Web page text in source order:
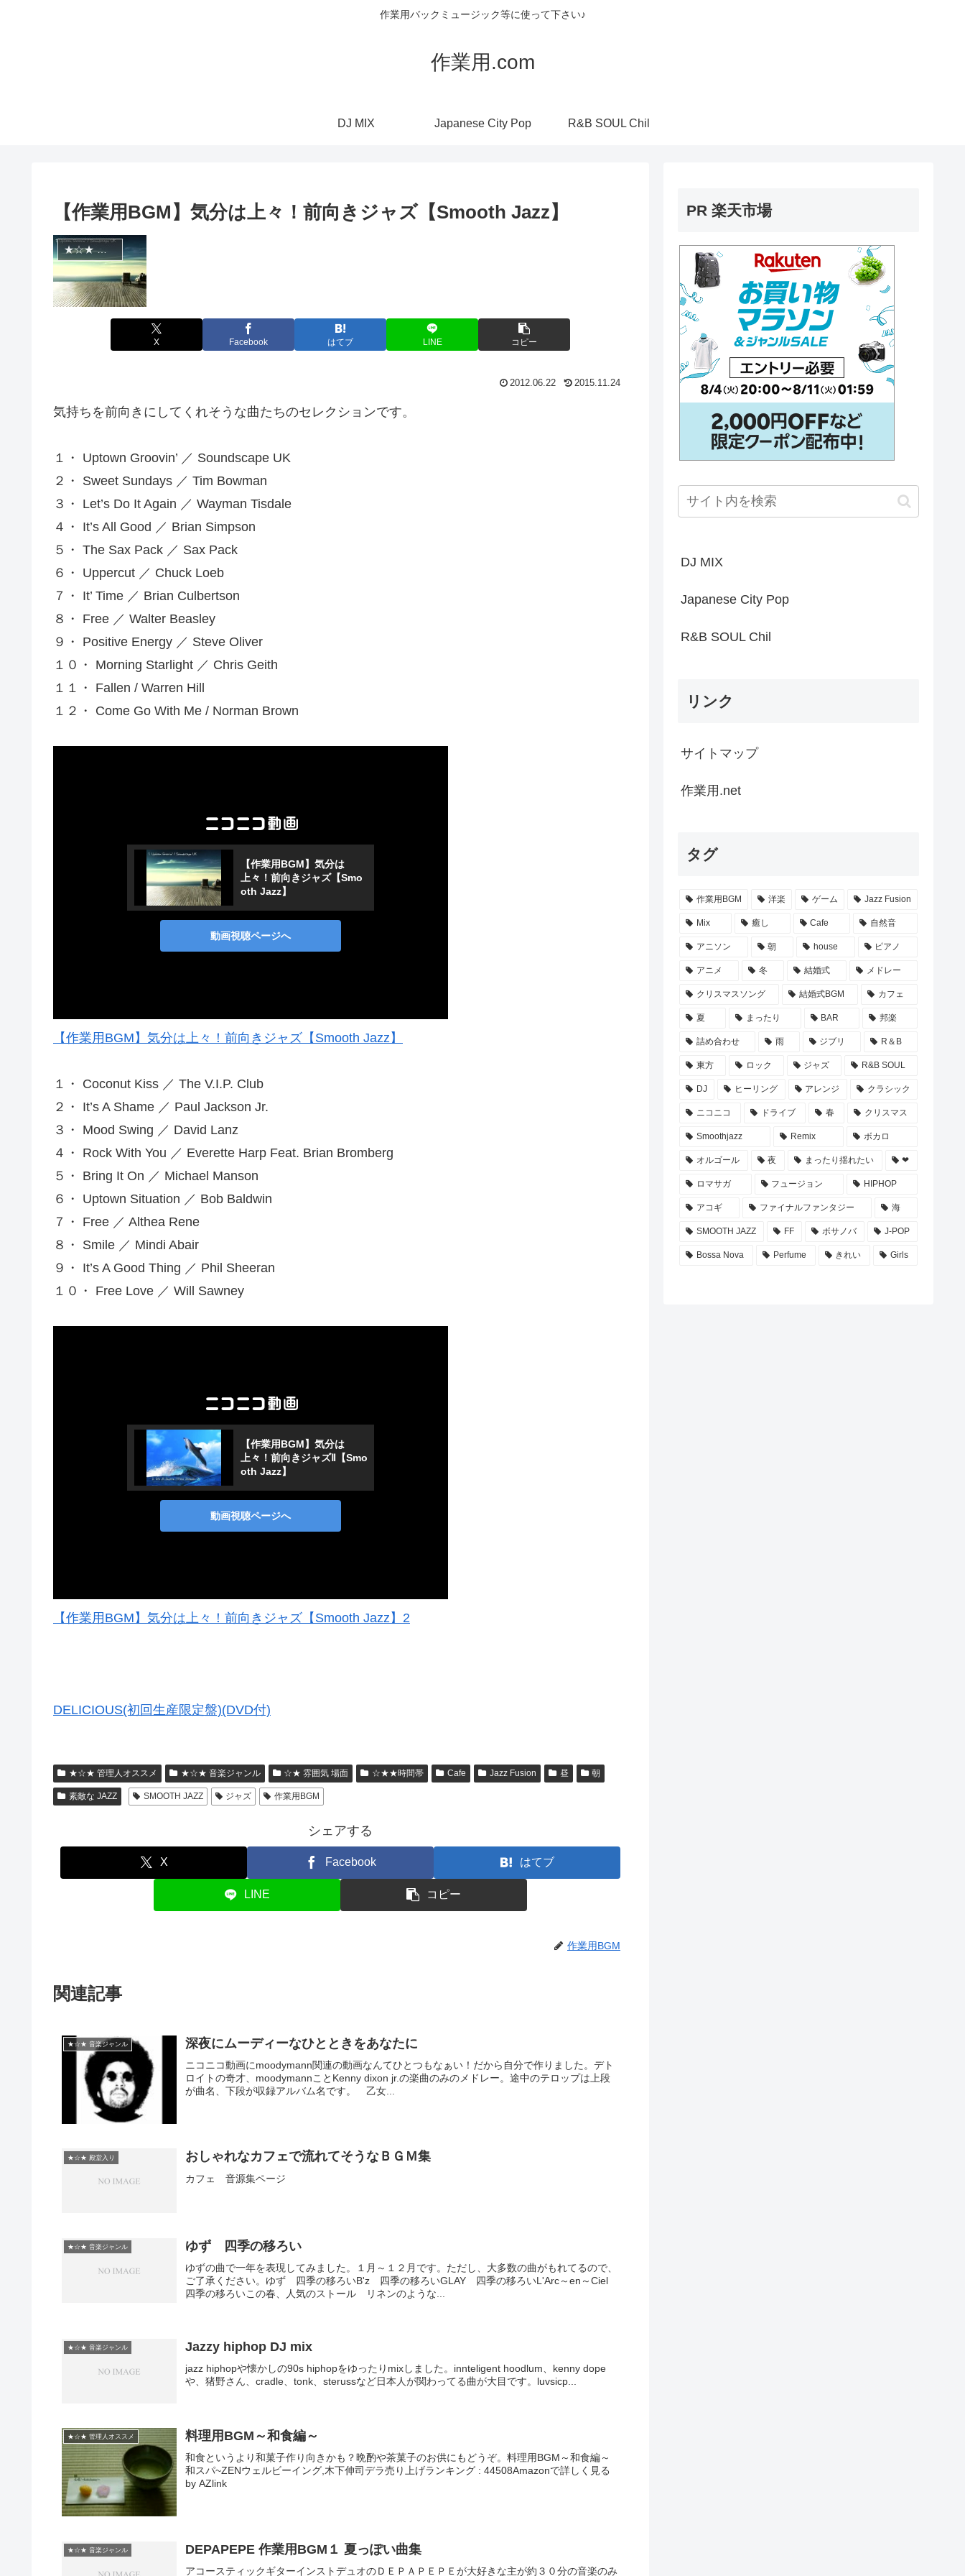
作業用バックミュージック等に使って下さい♪
作業用.com
DJ MIX Japanese City Pop R&B SOUL Chil
【作業用BGM】気分は上々！前向きジャズ【Smooth Jazz】
★☆★ 管理人オススメ
X Facebook はてブ LINE コピー
2012.06.22 2015.11.24
気持ちを前向きにしてくれそうな曲たちのセレクションです。
１・ Uptown Groovin’ ／ Soundscape UK
２・ Sweet Sundays ／ Tim Bowman
３・ Let’s Do It Again ／ Wayman Tisdale
４・ It’s All Good ／ Brian Simpson
５・ The Sax Pack ／ Sax Pack
６・ Uppercut ／ Chuck Loeb
７・ It’ Time ／ Brian Culbertson
８・ Free ／ Walter Beasley
９・ Positive Energy ／ Steve Oliver
１０・ Morning Starlight ／ Chris Geith
１１・ Fallen / Warren Hill
１２・ Come Go With Me / Norman Brown
【作業用BGM】気分は上々！前向きジャズ【Smooth Jazz】
１・ Coconut Kiss ／ The V.I.P. Club
２・ It’s A Shame ／ Paul Jackson Jr.
３・ Mood Swing ／ David Lanz
４・ Rock With You ／ Everette Harp Feat. Brian Bromberg
５・ Bring It On ／ Michael Manson
６・ Uptown Situation ／ Bob Baldwin
７・ Free ／ Althea Rene
８・ Smile ／ Mindi Abair
９・ It’s A Good Thing ／ Phil Sheeran
１０・ Free Love ／ Will Sawney
【作業用BGM】気分は上々！前向きジャズ【Smooth Jazz】2
DELICIOUS(初回生産限定盤)(DVD付)
★☆★ 管理人オススメ ★☆★ 音楽ジャンル ☆★ 雰囲気 場面 ☆★★時間帯 Cafe Jazz Fusion 昼 朝
素敵な JAZZ SMOOTH JAZZ ジャズ 作業用BGM
シェアする
X Facebook はてブ
LINE コピー
作業用BGM
関連記事
★☆★ 音楽ジャンル 深夜にムーディーなひとときをあなたに
ニコニコ動画にmoodymann関連の動画なんてひとつもなぁい！だから自分で作りました。デト
ロイトの奇才、moodymannことKenny dixon jr.の楽曲のみのメドレー。途中のテロップは上段
が曲名、下段が収録アルバム名です。 乙女...
★☆★ 殿堂入り おしゃれなカフェで流れてそうなＢＧＭ集
カフェ 音源集ページ
★☆★ 音楽ジャンル ゆず 四季の移ろい
ゆずの曲で一年を表現してみました。１月～１２月です。ただし、大多数の曲がもれてるので、
ご了承ください。ゆず 四季の移ろいB'z 四季の移ろいGLAY 四季の移ろいL'Arc～en～Ciel
四季の移ろいこの春、人気のストール リネンのような...
★☆★ 音楽ジャンル Jazzy hiphop DJ mix
jazz hiphopや懐かしの90s hiphopをゆったりmixしました。innteligent hoodlum、kenny dope
や、猪野さん、cradle、tonk、sterussなど日本人が関わってる曲が大目です。luvsicp...
★☆★ 管理人オススメ 料理用BGM～和食編～
和食というより和菓子作り向きかも？晩酌や茶菓子のお供にもどうぞ。料理用BGM～和食編～
和スパ~ZENウェルビーイング,木下伸司デラ売り上げランキング : 44508Amazonで詳しく見る
by AZlink
★☆★ 音楽ジャンル DEPAPEPE 作業用BGM１ 夏っぽい曲集
アコースティックギターインストデュオのＤＥＰＡＰＥＰＥが大好きな主が約３０分の音楽のみ
PR 楽天市場
DJ MIX
Japanese City Pop
R&B SOUL Chil
リンク
サイトマップ
作業用.net
タグ
作業用BGM 洋楽 ゲーム Jazz Fusion
Mix 癒し Cafe 自然音
アニソン 朝 house ピアノ
アニメ 冬 結婚式 メドレー
クリスマスソング 結婚式BGM カフェ
夏 まったり BAR 邦楽
詰め合わせ 雨 ジブリ R＆B
東方 ロック ジャズ R&B SOUL
DJ ヒーリング アレンジ クラシック
ニコニコ ドライブ 春 クリスマス
Smoothjazz Remix ボカロ
オルゴール 夜 まったり揺れたい ❤
ロマサガ フュージョン HIPHOP
アコギ ファイナルファンタジー 海
SMOOTH JAZZ FF ボサノバ J-POP
Bossa Nova Perfume きれい Girls